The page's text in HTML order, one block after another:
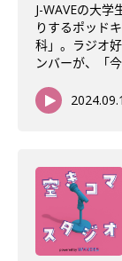
J-WAVEの大
りするポッド
科」。ラジオ
ンバーが、「